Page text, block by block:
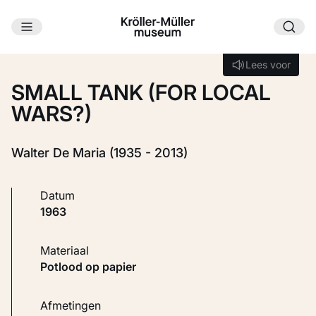
Ga naar hoofdinhoud
Lees voor
Lees voor
SMALL TANK (FOR LOCAL
WARS?)
Walter De Maria (1935 - 2013)
Datum
1963
Materiaal
Potlood op papier
Afmetingen